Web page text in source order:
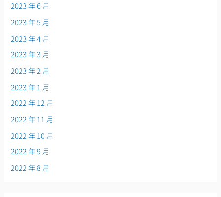
2023 年 6 月
2023 年 5 月
2023 年 4 月
2023 年 3 月
2023 年 2 月
2023 年 1 月
2022 年 12 月
2022 年 11 月
2022 年 10 月
2022 年 9 月
2022 年 8 月